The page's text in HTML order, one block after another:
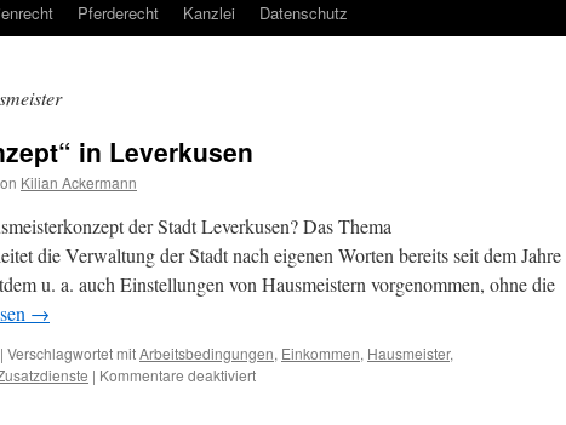
Pferderecht Kanzlei Datenschutz
in Leverkusen
Kilian Ackermann
der Stadt Leverkusen? Das Thema
die Verwaltung der Stadt nach eigenen Worten bereits seit dem Jahre
u. a. auch Einstellungen von Hausmeistern vorgenommen, ohne die
→
| Verschlagwortet mitArbeitsbedingungen, Einkommen, Hausmeister,
| Kommentare deaktiviertfür